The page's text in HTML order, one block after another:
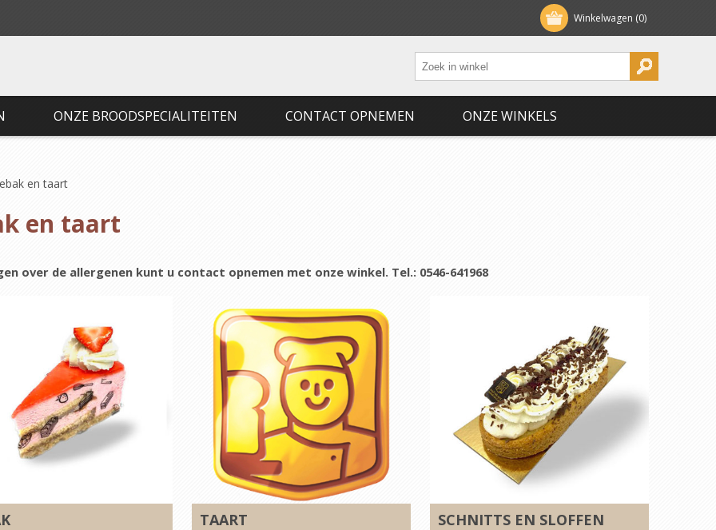
Winkelwagen (0)
ONZE BROODSPECIALITEITEN CONTACT OPNEMEN ONZE WINKELS
en taart
en taart
over de allergenen kunt u contact opnemen met onze winkel. Tel.: 0546-641968
TAART SCHNITTS EN SLOFFEN